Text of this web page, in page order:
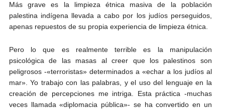
Más grave es la limpieza étnica masiva de la población
palestina indígena llevada a cabo por los judíos perseguidos,
apenas repuestos de su propia experiencia de limpieza étnica.
Pero lo que es realmente terrible es la manipulación
psicológica de las masas al creer que los palestinos son
peligrosos -«terroristas» determinados a «echar a los judíos al
mar». Yo trabajo con las palabras, y el uso del lenguaje en la
creación de percepciones me intriga. Esta práctica -muchas
veces llamada «diplomacia pública»- se ha convertido en un